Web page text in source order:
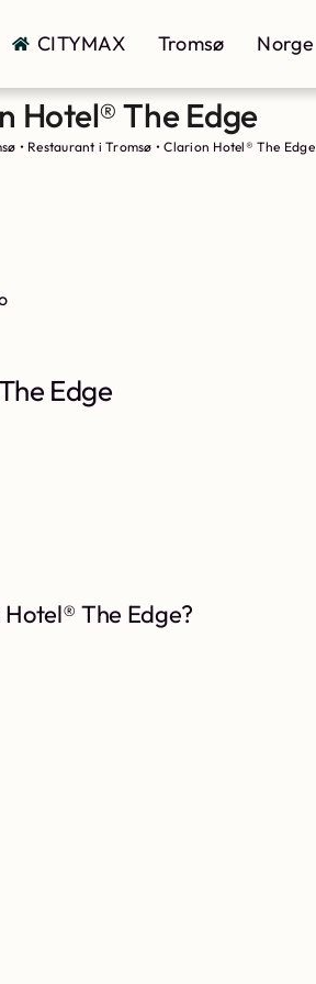
CITYMAX Tromsø Norge
Hotel® The Edge
• Restaurant i Tromsø •Clarion Hotel® The Edge
Edge
The Edge?